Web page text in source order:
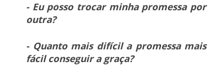
- Eu posso trocar minha promessa por
outra?
- Quanto mais difícil a promessa mais
fácil conseguir a graça?